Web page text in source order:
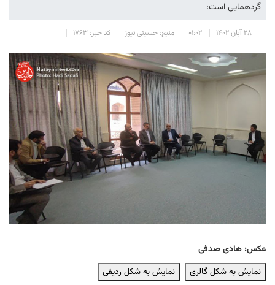
گردهمایی است:
۲۸ آبان ۱۴۰۲ ۰۱:۰۲ منبع: حسینی نیوز کد خبر: ۱۷۶۳
عکس: هادی صدفی
نمایش به شکل گالری
نمایش به شکل ردیفی